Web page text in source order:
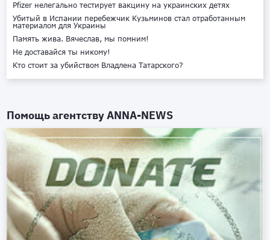
Pfizer нелегально тестирует вакцину на украинских детях
Убитый в Испании перебежчик Кузьминов стал отработанным
материалом для Украины
Память жива. Вячеслав, мы помним!
Не доставайся ты никому!
Кто стоит за убийством Владлена Татарского?
Помощь агентствуANNA-NEWS